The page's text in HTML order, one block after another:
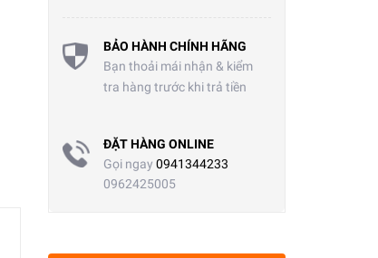
BẢO HÀNH CHÍNH HÃNG
Bạn thoải mái nhận & kiểm
tra hàng trước khi trả tiền
ĐẶT HÀNG ONLINE
Gọi ngay 0941344233
0962425005